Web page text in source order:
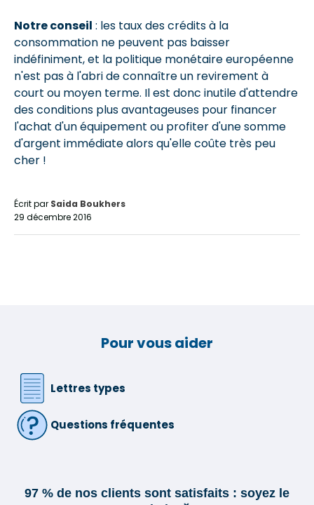
Notre conseil : les taux des crédits à la
consommation ne peuvent pas baisser
indéfiniment, et la politique monétaire européenne
n'est pas à l'abri de connaître un revirement à
court ou moyen terme. Il est donc inutile d'attendre
des conditions plus avantageuses pour financer
l'achat d'un équipement ou profiter d'une somme
d'argent immédiate alors qu'elle coûte très peu
cher !
Écrit par Saida Boukhers
29 décembre 2016
Pour vous aider
Lettres types
Questions fréquentes